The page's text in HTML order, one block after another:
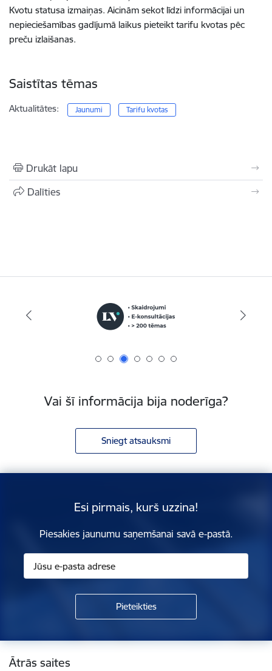
Kvotu statusa izmaiņas. Aicinām sekot līdzi informācijai un
nepieciešamības gadījumā laikus pieteikt tarifu kvotas pēc
preču izlaišanas.
Saistītas tēmas
Aktualitātes: Jaunumi Tarifu kvotas
Drukāt lapu
Dalīties
Vai šī informācija bija noderīga?
Sniegt atsauksmi
Esi pirmais, kurš uzzina!
Piesakies jaunumu saņemšanai savā e-pastā.
Kājene
Ātrās saites